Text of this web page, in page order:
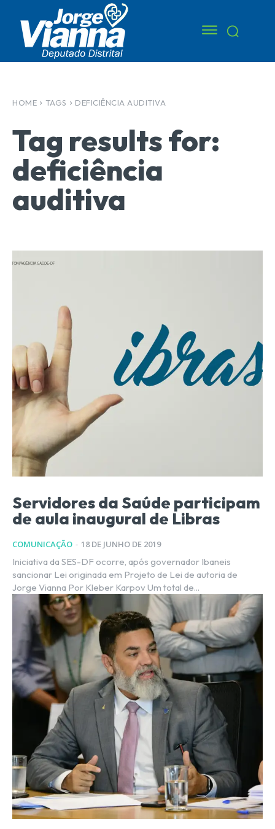
HOME TAGS DEFICIÊNCIA AUDITIVA
Tag results for:
deficiência
auditiva
Servidores da Saúde participam
de aula inaugural de Libras
COMUNICAÇÃO - 18 DE JUNHO DE 2019
Iniciativa da SES-DF ocorre, após governador Ibaneis
sancionar Lei originada em Projeto de Lei de autoria de
Jorge Vianna Por Kleber Karpov Um total de...